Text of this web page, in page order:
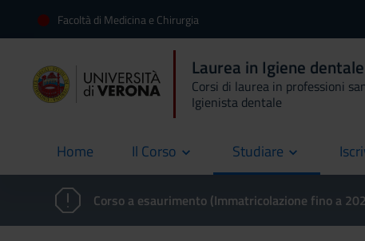
Facoltà di Medicina e Chirurgia
Laurea in Igiene
Corsi di laurea in professioni
Igienista dentale
Home
current Il Corso Studiare
Corso a esaurimento (Immatricolazione fino a